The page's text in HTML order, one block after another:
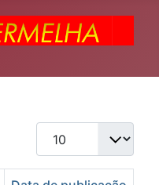
Qtd. a exibir